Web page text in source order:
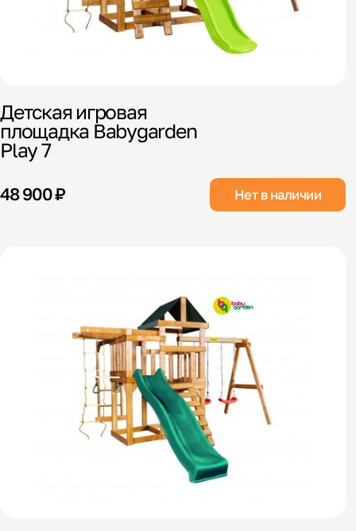
Детская игровая
площадка Babygarden
Play 7
48 900 ₽ Нет в наличии